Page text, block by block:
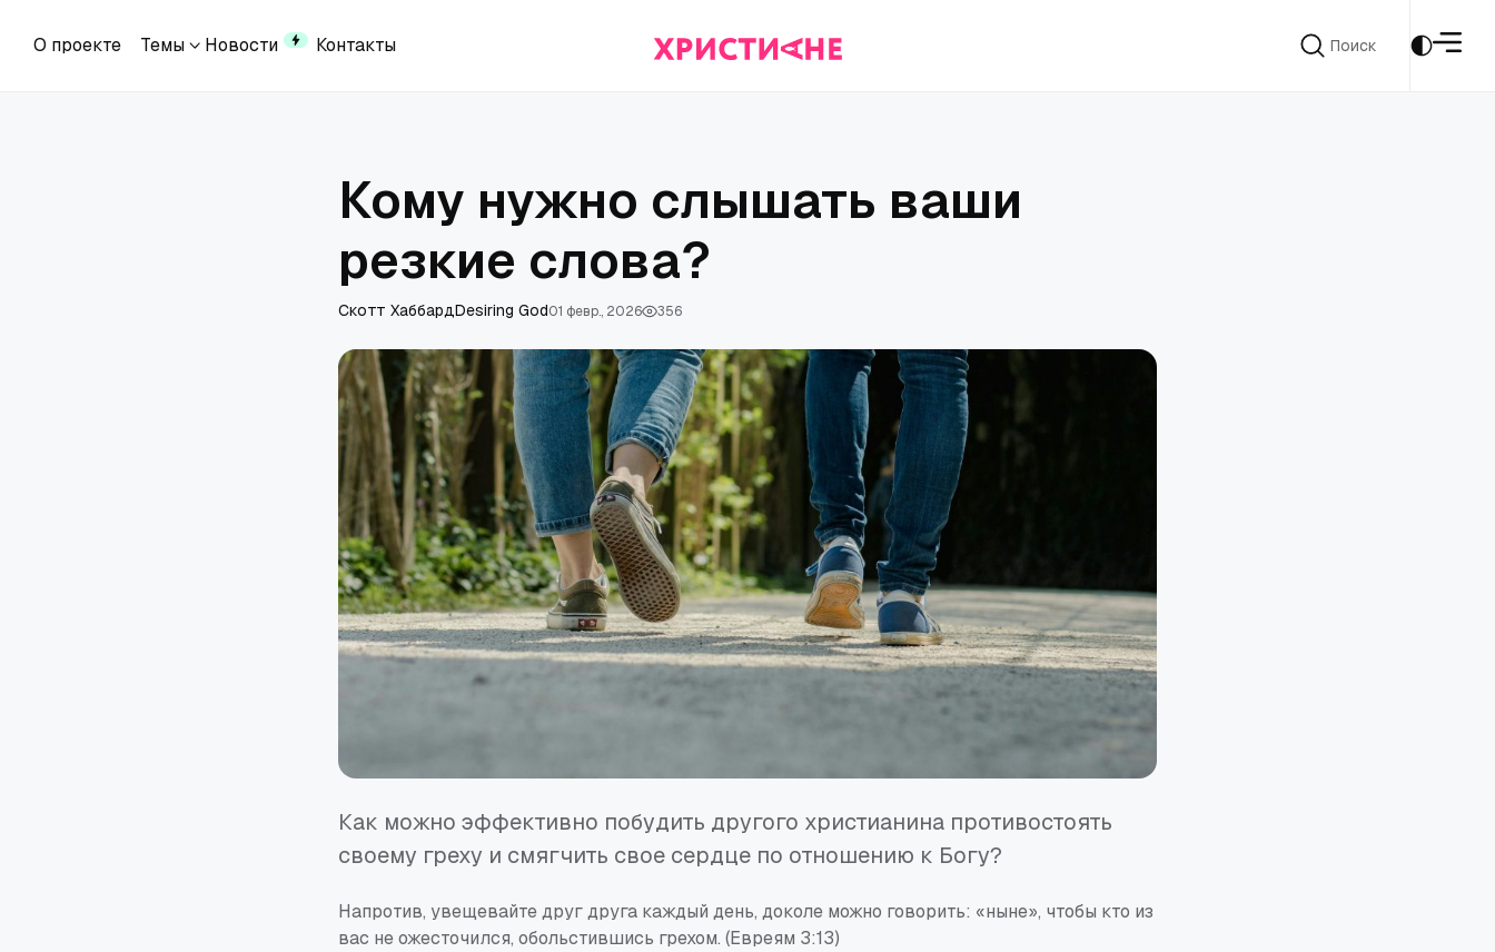
О проекте
Темы
Новости
Контакты
Поиск
Кому нужно слышать ваши
резкие слова?
Скотт ХаббардDesiring God01 февр., 2026 356
Как можно эффективно побудить другого христианина противостоять
своему греху и смягчить свое сердце по отношению к Богу?
Напротив, увещевайте друг друга каждый день, доколе можно говорить: «ныне», чтобы кто из
вас не ожесточился, обольстившись грехом. (Евреям 3:13)